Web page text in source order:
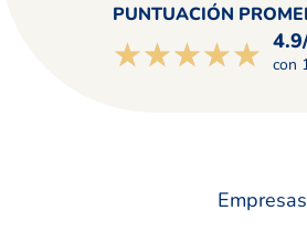
PUNTUACIÓN
☆☆☆☆☆
★★★★★ con